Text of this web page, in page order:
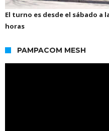
El turno es desde el sábado a
horas
PAMPACOM MESH